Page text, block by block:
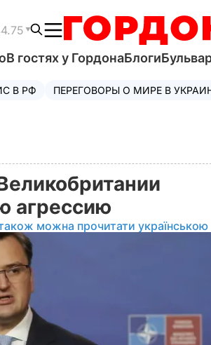
В гостях у ГордонаБлоги
В РФ ПЕРЕГОВОРЫ О МИРЕ В
агрессию
можна прочитати українською